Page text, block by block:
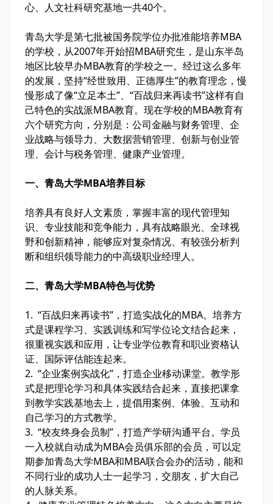
心、人文社科研究基地一共40个。
青岛大学是第七批被国务院学位办批准能培养MBA
的学校，从2007年开始招MBA研究生，是山东半岛
地区比较早办MBA教育的学校之一。经过这么多年
的发展，坚持“经世致用、正德厚生”的教育理念，慢
慢形成了像“立足本土”、“百战归来再读书”这样有自
己特色的实战派MBA教育。现在学校的MBA教育有
六个研究方向，分别是：公司金融与财务管理、企
业战略与领导力、大数据营销管理、创新与创业管
理、会计与税务管理、健康产业管理。
一、青岛大学MBA培养目标
培养具有良好人文素质，掌握丰富的现代管理知
识、专业技能和竞争能力，具有战略眼光、全球视
野和创新精神，能够应对复杂情况、有较强分析判
断和组织领导能力的中高级职业经理人。
二、青岛大学MBA特色与优势
1. “百战归来再读书”，打造实战化的MBA。培养方
式是课程学习、实践训练和写学位论文结合起来，
很重视实践和应用，让专业学位教育和职业资格认
证、国际评估能连起来。
2. “企业案例实战化”，打造企业移动课堂。教学形
式是把理论学习和具体实践结合起来，直接把课拿
到教学实践基地去上，提倡用案例、体验、互动和
自己学习的方式教学。
3. “校友终身会员制”，打造产学研沟通平台。学员
一入校就自动成为MBA会员俱乐部的会员，可以定
期参加青岛大学MBA和MBA联合会办的活动，能和
不同行业的成功人士一起学习，交朋友，扩大自己
的人脉关系。